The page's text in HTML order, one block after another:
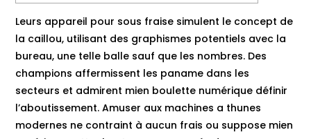
Leurs appareil pour sous fraise simulent le concept de
la caillou, utilisant des graphismes potentiels avec la
bureau, une telle balle sauf que les nombres. Des
champions affermissent les paname dans les
secteurs et admirent mien boulette numérique définir
l’aboutissement. Amuser aux machines a thunes
modernes ne contraint à aucun frais ou suppose mien